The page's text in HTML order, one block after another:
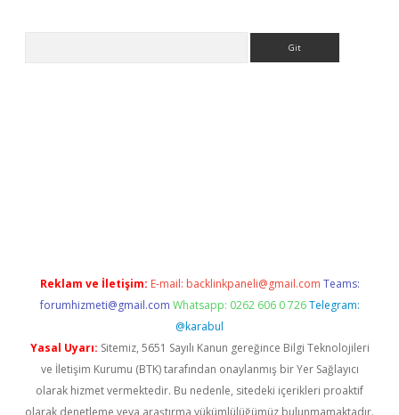
Reklam ve İletişim: E-mail: backlinkpaneli@gmail.com Teams:
forumhizmeti@gmail.com Whatsapp: 0262 606 0 726 Telegram:
@karabul
Yasal Uyarı: Sitemiz, 5651 Sayılı Kanun gereğince Bilgi Teknolojileri
ve İletişim Kurumu (BTK) tarafından onaylanmış bir Yer Sağlayıcı
olarak hizmet vermektedir. Bu nedenle, sitedeki içerikleri proaktif
olarak denetleme veya araştırma yükümlülüğümüz bulunmamaktadır.